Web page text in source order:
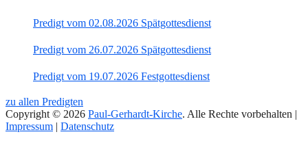
Predigt vom 02.08.2026 Spätgottesdienst
Predigt vom 26.07.2026 Spätgottesdienst
Predigt vom 19.07.2026 Festgottesdienst
zu allen Predigten
Copyright © 2026 Paul-Gerhardt-Kirche. Alle Rechte vorbehalten |
Impressum | Datenschutz